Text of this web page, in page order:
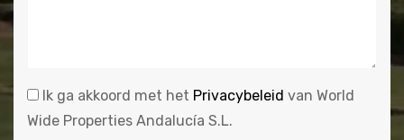
Ik ga akkoord met het Privacybeleid van World
Wide Properties Andalucía S.L.